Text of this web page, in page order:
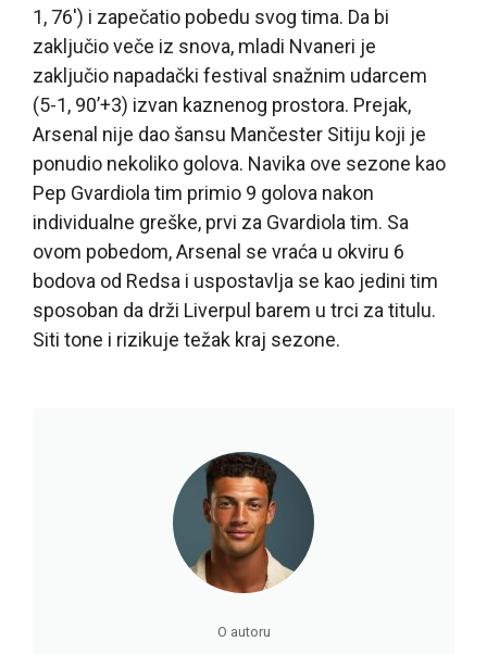
1, 76′) i zapečatio pobedu svog tima. Da bi
zaključio veče iz snova, mladi Nvaneri je
zaključio napadački festival snažnim udarcem
(5-1, 90’+3) izvan kaznenog prostora. Prejak,
Arsenal nije dao šansu Mančester Sitiju koji je
ponudio nekoliko golova. Navika ove sezone kao
Pep Gvardiola tim primio 9 golova nakon
individualne greške, prvi za Gvardiola tim. Sa
ovom pobedom, Arsenal se vraća u okviru 6
bodova od Redsa i uspostavlja se kao jedini tim
sposoban da drži Liverpul barem u trci za titulu.
Siti tone i rizikuje težak kraj sezone.
O autoru